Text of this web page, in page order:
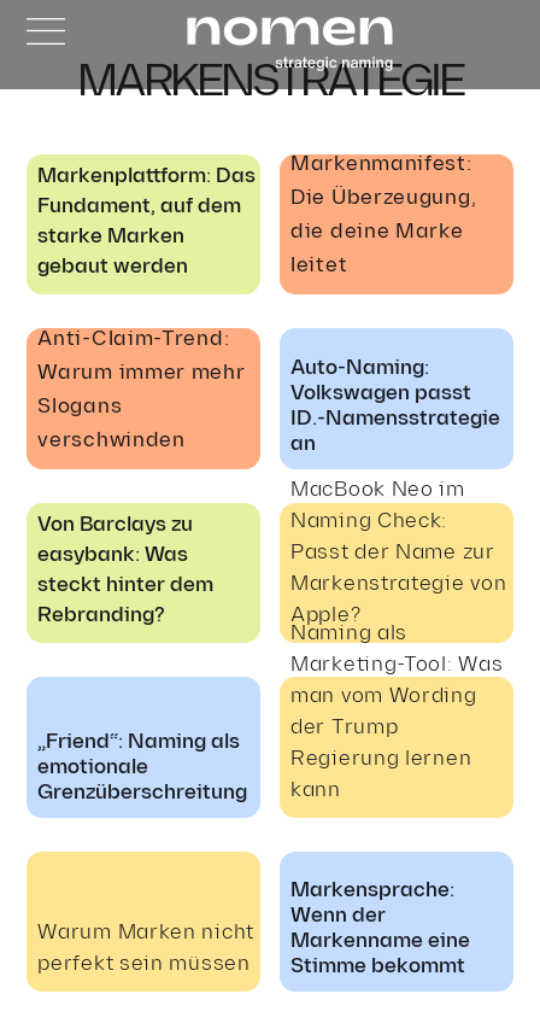
MARKENSTRATEGIE
Markenplattform: Das
Fundament, auf dem
starke Marken
gebaut werden
Markenmanifest:
Die Überzeugung,
die deine Marke
leitet
Anti-Claim-Trend:
Warum immer mehr
Slogans
verschwinden
Auto-Naming:
Volkswagen passt
ID.-Namensstrategie
an
Von Barclays zu
easybank: Was
steckt hinter dem
Rebranding?
MacBook Neo im
Naming Check:
Passt der Name zur
Markenstrategie von
Apple?
„Friend“: Naming als
emotionale
Grenzüberschreitung
Naming als
Marketing-Tool: Was
man vom Wording
der Trump
Regierung lernen
kann
Warum Marken nicht
perfekt sein müssen
Markensprache:
Wenn der
Markenname eine
Stimme bekommt